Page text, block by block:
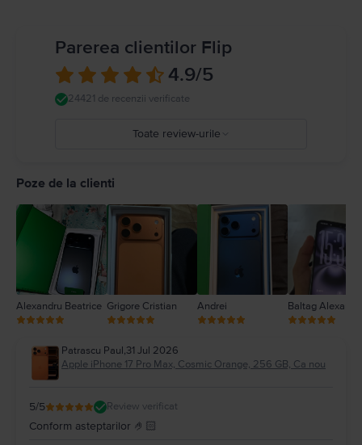
utilizarea dispozitivelor mobile sau a căștilor. Utilizarea de cabluri sau
adaptoare deteriorate sau încărcarea în prezența umezelii poate cauza
incendii, șocuri electrice, vătămări personale sau daune pentru iPhone sau
alte proprietăți. Detalii complete la https://support.apple.com/ro-
ro/guide/iphone/iph301fc905/ios
Parerea clientilor Flip
4.9/5
24421 de recenzii verificate
Toate review-urile
1
Poze de la clienti
Alexandru Beatrice Grigore Cristian Andrei Baltag
Patrascu Paul,31 Jul 2026
Apple iPhone 17 Pro Max, Cosmic Orange, 256 GB, Ca nou
5/5 Review verificat
Conform asteptarilor 🤌🏻